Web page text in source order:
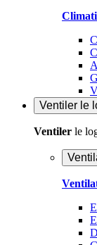
Ventiler le
Ventiler le